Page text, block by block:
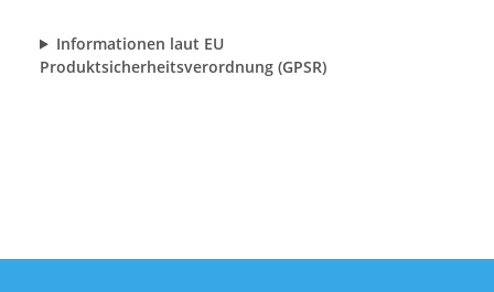
Informationen laut EU
Produktsicherheitsverordnung (GPSR)